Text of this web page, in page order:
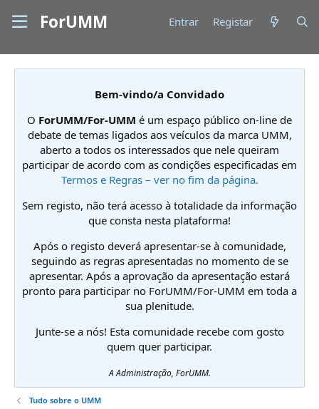
ForUMM Entrar Registar
Bem-vindo/a Convidado
O ForUMM/For-UMM é um espaço público on-line de
debate de temas ligados aos veículos da marca UMM,
aberto a todos os interessados que nele queiram
participar de acordo com as condições especificadas em
Termos e Regras – ver no fim da página.
Sem registo, não terá acesso à totalidade da informação
que consta nesta plataforma!
Após o registo deverá apresentar-se à comunidade,
seguindo as regras apresentadas no momento de se
apresentar. Após a aprovação da apresentação estará
pronto para participar no ForUMM/For-UMM em toda a
sua plenitude.
Junte-se a nós! Esta comunidade recebe com gosto
quem quer participar.
A Administração, ForUMM.
Tudo sobre o UMM